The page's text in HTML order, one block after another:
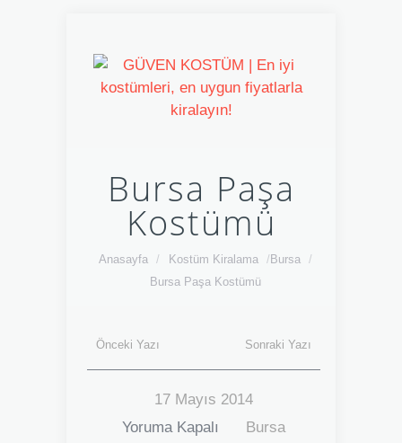
Bursa Paşa
Kostümü
Anasayfa / Kostüm Kiralama / Bursa /
Bursa Paşa Kostümü
Önceki Yazı Sonraki Yazı
17 Mayıs 2014
Yoruma Kapalı
Bursa